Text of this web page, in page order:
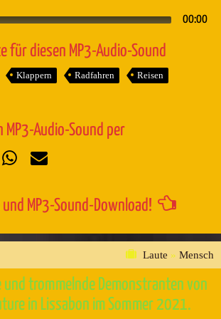
00:00
für diesen MP3-Audio-Sound
Klappern Radfahren Reisen
MP3-Audio-Sound per
und MP3-Sound-Download!
Laute » Mensch
und trommelnde Demonstranten von
in Lissabon im Sommer 2021.